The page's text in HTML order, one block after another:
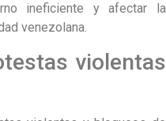
ineficiente y afectar la
venezolana.
violentas